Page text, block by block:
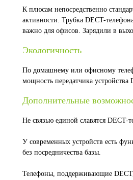
К плюсам непосредственно
активности. Трубка DECT-
важно для офисов. Зарядили в
Экологичность
По домашнему или офисному
мощность передатчика
Дополнительные
Не связью единой славятся
У современных устройств есть
без посредничества базы.
Телефоны, поддерживающие